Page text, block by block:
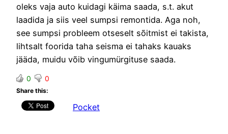
oleks vaja auto kuidagi käima saada, s.t. akut
laadida ja siis veel sumpsi remontida. Aga noh,
see sumpsi probleem otseselt sõitmist ei takista,
lihtsalt foorida taha seisma ei tahaks kauaks
jääda, muidu võib vingumürgituse saada.
0 0
Share this:
Pocket